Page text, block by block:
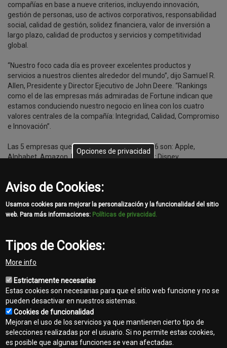
compañías en base a nueve criterios, incluyendo innovación,
gestión de personas, uso de activos corporativos, responsabilidad
social, calidad de gestión, solidez financiera, valor de inversión a
largo plazo, calidad de productos y servicios y competitividad
global.
“Nuestro foco cada día es proveer excelentes productos y
servicios a nuestros clientes alrededor del mundo”, dijo Samuel R.
Allen, Presidente y Director Ejecutivo de John Deere. “Rankings
como el de las empresas más admiradas de Fortune indican que
estamos conduciendo nuestro negocio en línea con los cuatro
valores centrales de la compañía: Integridad, Calidad, Compromiso
e Innovación”.
Las 5 empresas que encabezan la lista de 2016 son: Apple,
Alphabet, Amazon, Berkshire Hathaway y Walt Disney.
ocupa el lugar número 46.
Share
Opciones de privacidad
Aviso de Cookies:
Usamos cookies para mejorar la personalización y la funcionalidad del sitio
web. Para más informaciones: Políticas de privacidad.
Tipos de Cookies:
More info
Estrictamente necesarias
Estas cookies son necesarias para que el sitio web funcione y no se
pueden desactivar en nuestros sistemas.
Cookies de funcionalidad
Mejoran el uso de los servicios ya que mantienen cierto tipo de
selecciones realizadas por el usuario. Si no permite estas cookies,
es posible que algunas funciones se vean afectadas.